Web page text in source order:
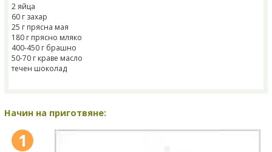
2 яйца
60 г захар
25 г прясна мая
180 г прясно мляко
400-450 г брашно
50-70 г краве масло
течен шоколад
Начин на приготвяне:
1